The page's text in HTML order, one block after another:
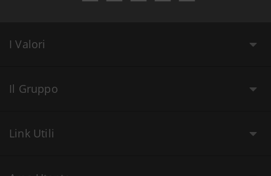
I Valori
Il Gruppo
Link Utili